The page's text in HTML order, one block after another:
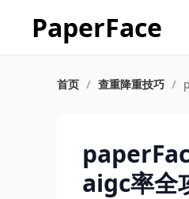
PaperFace
首页 / 查重降重技巧 /
aigc率全